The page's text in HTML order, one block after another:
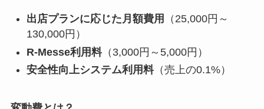
出店プランに応じた月額費用
（25,000円～
130,000円）
R-Messe利用料（3,000円～5,000円）
安全性向上システム利用料（売上の0.1%）